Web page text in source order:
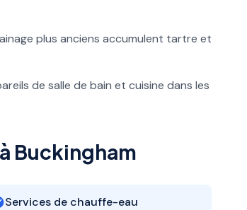
plus anciens accumulent tartre et
de salle de bain et cuisine dans les
Buckingham
Services de chauffe-eau